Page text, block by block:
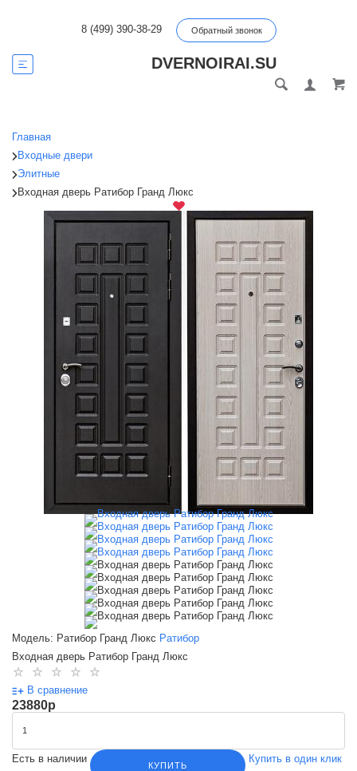
8 (499) 390-38-29 Обратный звонок
DVERNOIRAI.SU
Главная
Входные двери
Элитные
Входная дверь Ратибор Гранд Люкс
Модель: Ратибор Гранд Люкс Ратибор
Входная дверь Ратибор Гранд Люкс
В сравнение
23880p
Есть в наличии
КУПИТЬ
Купить в один клик